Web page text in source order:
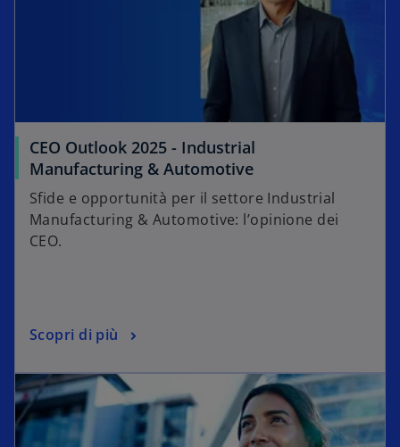
CEO Outlook 2025 - Industrial
Manufacturing & Automotive
Sfide e opportunità per il settore Industrial
Manufacturing & Automotive: l’opinione dei
CEO.
Scopri di più